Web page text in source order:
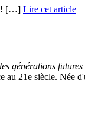
[…] Lire cet article
générations
au 21e siècle. Née